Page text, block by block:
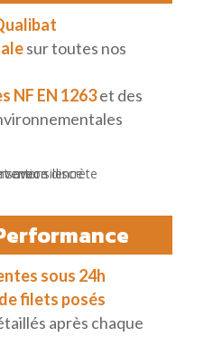
sur toutes nos
NF EN 1263et des
sous 24h
de filets posés
après chaque